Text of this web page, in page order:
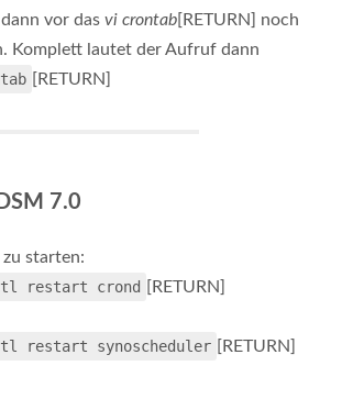
vor das vi crontab[RETURN] noch
Komplett lautet der Aufruf dann
[RETURN]
7.0
starten:
restart crond
[RETURN]
restart synoscheduler
[RETURN]